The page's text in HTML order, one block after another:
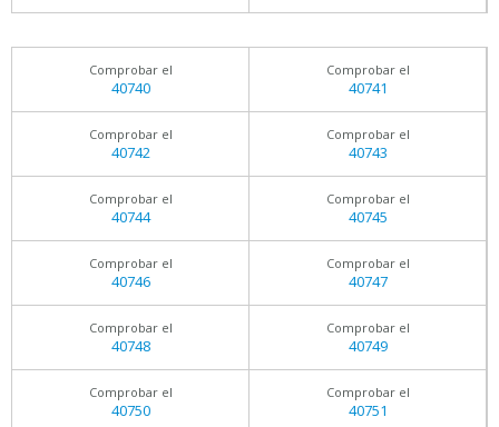
Comprobar el
40740
Comprobar el
40741
Comprobar el
40742
Comprobar el
40743
Comprobar el
40744
Comprobar el
40745
Comprobar el
40746
Comprobar el
40747
Comprobar el
40748
Comprobar el
40749
Comprobar el
40750
Comprobar el
40751